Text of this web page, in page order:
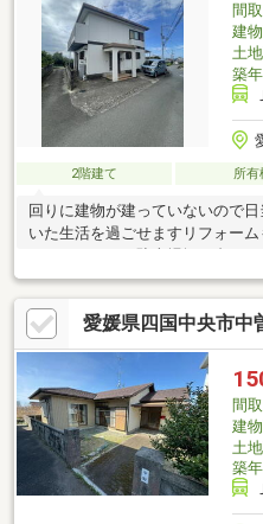
間
建
土
築
2階建て 所有
回りに建物が建っていないので
いた生活を過ごせますリフォー
トいたします！駐車場軽１台 要
愛媛県四国中央市中
間
建
土
築